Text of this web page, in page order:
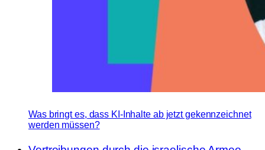
Was bringt es, dass KI-Inhalte ab jetzt gekennzeichnet
werden müssen?